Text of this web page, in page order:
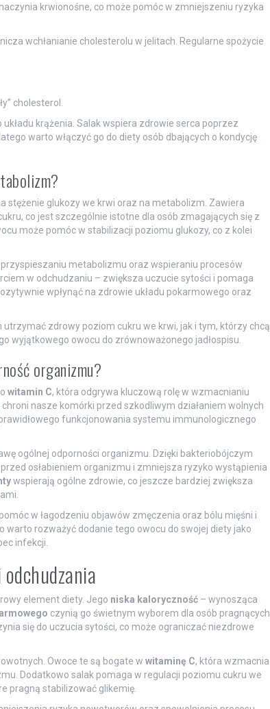
krwionośne, co może pomóc w zmniejszeniu ryzyka
wchłanianie cholesterolu w jelitach. Regularne spożycie
cholesterol.
krążenia. Salak wspiera zdrowie serca poprzez
warto włączyć go do diety osób dbających o kondycję
stężenie glukozy we krwi oraz na metabolizm. Zawiera
co jest szczególnie istotne dla osób zmagających się z
może pomóc w stabilizacji poziomu glukozy, co z kolei
metabolizmu oraz wspieraniu procesów
w odchudzaniu – zwiększa uczucie sytości i pomaga
wpłynąć na zdrowie układu pokarmowego oraz
zdrowy poziom cukru we krwi, jak i tym, którzy chcą
wyjątkowego owocu do zrównoważonego jadłospisu.
organizmu?
witamin C, która odgrywa kluczową rolę w wzmacnianiu
nasze komórki przed szkodliwym działaniem wolnych
funkcjonowania systemu immunologicznego
ogólnej odporności organizmu. Dzięki bakteriobójczym
osłabieniem organizmu i zmniejsza ryzyko wystąpienia
wspierają ogólne zdrowie, co jeszcze bardziej zwiększa
w łagodzeniu objawów zmęczenia oraz bólu mięśni i
warto rozważyć dodanie tego owocu do swojej diety jako
infekcji.
element diety. Jego niska kaloryczność– wynosząca
czynią go świetnym wyborem dla osób pragnących
się do uczucia sytości, co może ograniczać niezdrowe
Owoce te są bogate w witaminę C, która wzmacnia
Dodatkowo salak pomaga w regulacji poziomu cukru we
pragną stabilizować glikemię.